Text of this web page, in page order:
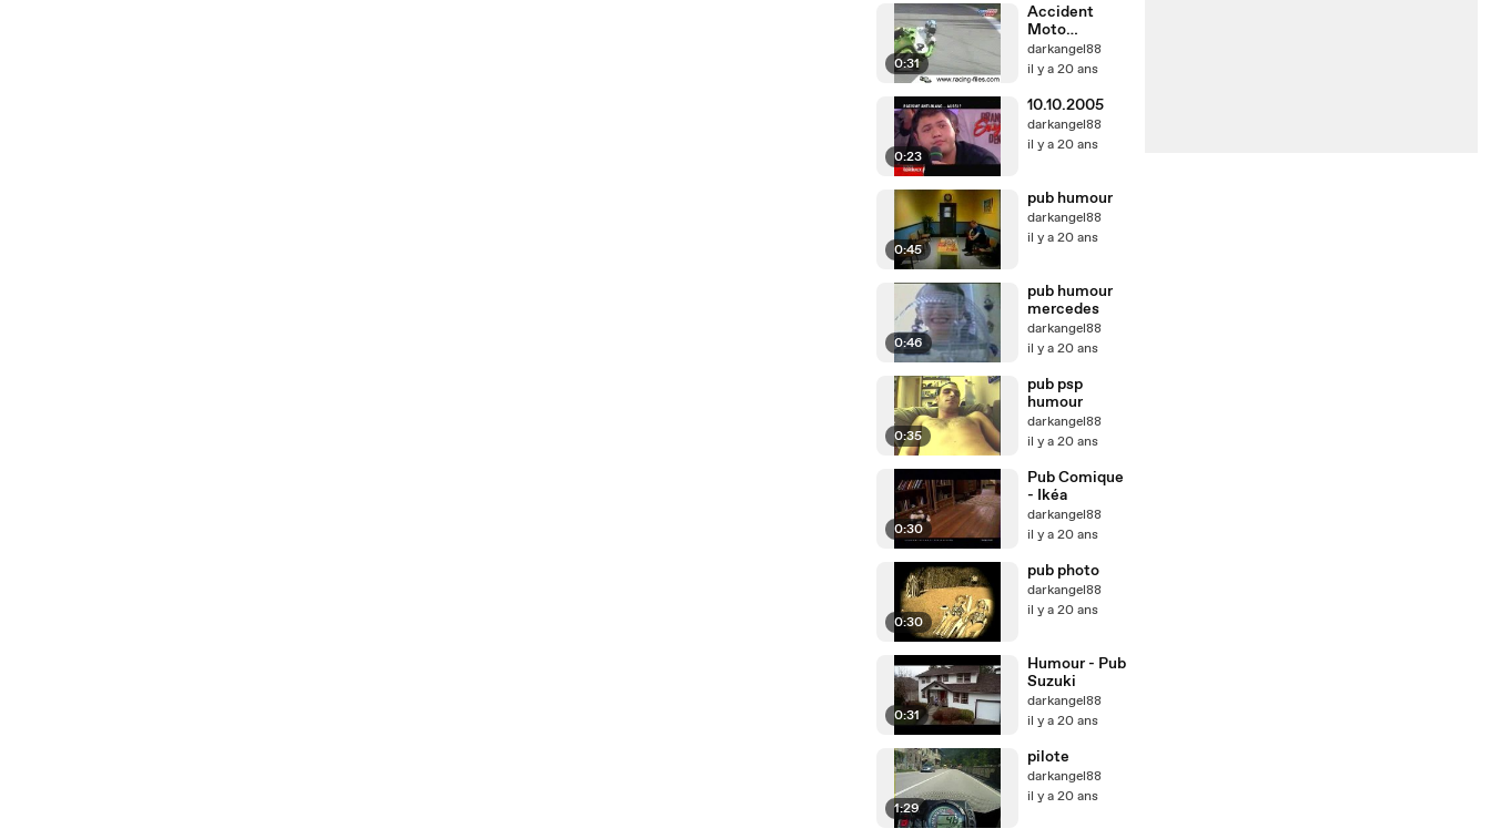
0:31
Accident
Moto
superbike
ZX7R
darkangel88
il y a 20 ans
0:23
10.10.2005
darkangel88
il y a 20 ans
0:45
pub humour
darkangel88
il y a 20 ans
0:46
pub humour
mercedes
darkangel88
il y a 20 ans
0:35
pub psp
humour
darkangel88
il y a 20 ans
0:30
Pub Comique
- Ikéa
darkangel88
il y a 20 ans
0:30
pub photo
darkangel88
il y a 20 ans
0:31
Humour - Pub
Suzuki
darkangel88
il y a 20 ans
1:29
pilote
darkangel88
il y a 20 ans